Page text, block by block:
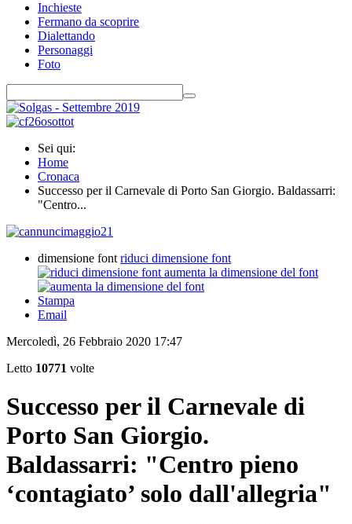
Inchieste
Fermano da scoprire
Dialettando
Personaggi
Foto
Sei qui:
Home
Cronaca
Successo per il Carnevale di Porto San Giorgio. Baldassarri:
"Centro...
dimensione font riduci dimensione font
aumenta la dimensione del font
Stampa
Email
Mercoledì, 26 Febbraio 2020 17:47
Letto 10771 volte
Successo per il Carnevale di
Porto San Giorgio.
Baldassarri: "Centro pieno
‘contagiato’ solo dall'allegria"